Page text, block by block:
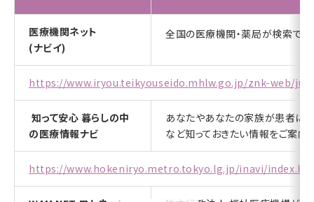
医療機関ネット
(ナビイ)
全国の医療機関・薬局が検索でき
https://www.iryou.teikyouseido.mhlw.go.jp/znk-web/
知って安心 暮らしの中
の医療情報ナビ
あなたやあなたの家族が患者に
など知っておきたい情報をご案内
https://www.hokeniryo.metro.tokyo.lg.jp/inavi/